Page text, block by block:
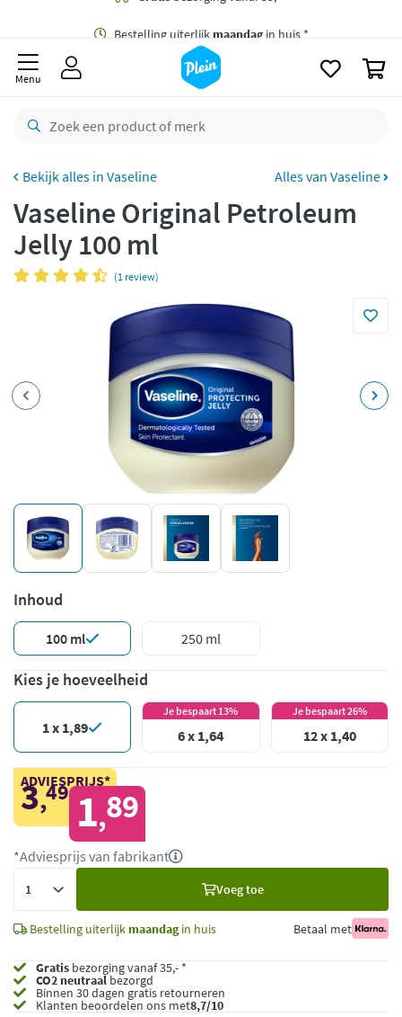
Bestelling uiterlijkmaandag
retourneren
Betaal met Klarna
Menu
Vaseline Alles van Vaseline
Vaseline Original Petroleum
Jelly 100 ml
(1 review)
Inhoud
100 ml 250 ml
Kies je hoeveelheid
1 x 1,89
Je bespaart 13%
6 x 1,64
Je bespaart 26%
12 x 1,40
ADVIESPRIJS*
3,49 1,89
*Adviesprijs van fabrikant
Voeg toe
Bestelling uiterlijk maandagin huis Betaal met
Gratis bezorging vanaf 35,- *
CO2 neutraalbezorgd
Binnen 30 dagen gratis retourneren
Klanten beoordelen ons met8,7/10